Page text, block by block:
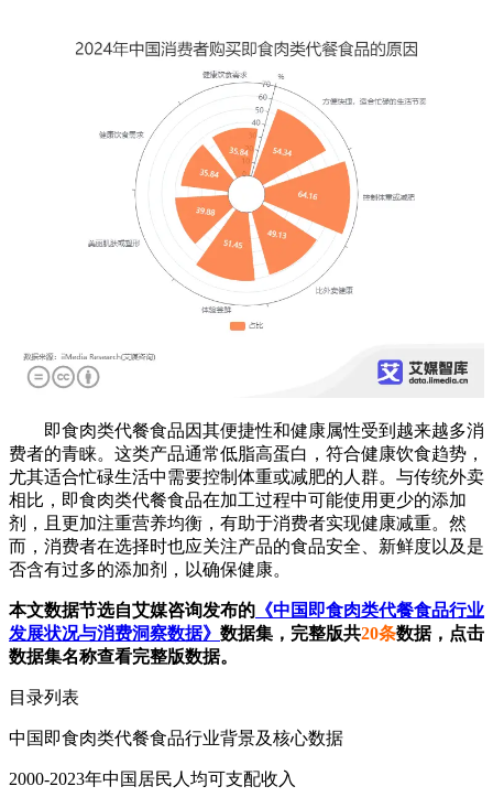
即食肉类代餐食品因其便捷性和健康属性受到越来越多消
费者的青睐。这类产品通常低脂高蛋白，符合健康饮食趋势，
尤其适合忙碌生活中需要控制体重或减肥的人群。与传统外卖
相比，即食肉类代餐食品在加工过程中可能使用更少的添加
剂，且更加注重营养均衡，有助于消费者实现健康减重。然
而，消费者在选择时也应关注产品的食品安全、新鲜度以及是
否含有过多的添加剂，以确保健康。
本文数据节选自艾媒咨询发布的 《中国即食肉类代餐食品行业
发展状况与消费洞察数据》 数据集，完整版共20条数据，点击
数据集名称查看完整版数据。
目录列表
中国即食肉类代餐食品行业背景及核心数据
2000-2023年中国居民人均可支配收入